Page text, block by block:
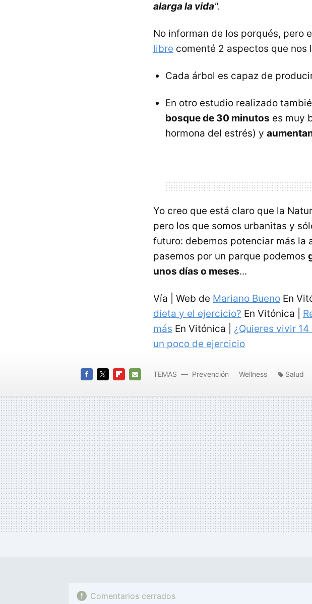
alarga la vida".
No informan de los porqués, pero
libre comenté 2 aspectos que nos
Cada árbol es capaz de
En otro estudio realizado
bosque de 30 minutos es muy
hormona del estrés) y
Yo creo que está claro que la
pero los que somos urbanitas y
futuro: debemos potenciar más la
pasemos por un parque podemos
unos días o meses...
Vía | Web de Mariano Bueno En
dieta y el ejercicio? En Vitónica |
más En Vitónica | ¿Quieres vivir 14
un poco de ejercicio
MAIL
TEMAS Prevención Wellness Salud
Comentarios cerrados